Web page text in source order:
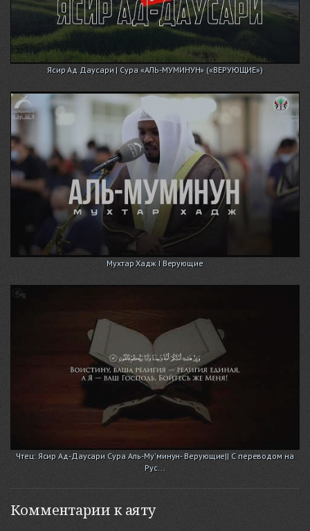
Ясир Ад Даусари | Сура «АЛЬ-МУМИНУН» («ВЕРУЮЩИЕ»)
Мухтар Хадж I Верующие
Чтец: Ясир Ад-Даусари Сура Аль-Му'минун- Верующие|| С переводом на
Рус...
Комментарии к аяту